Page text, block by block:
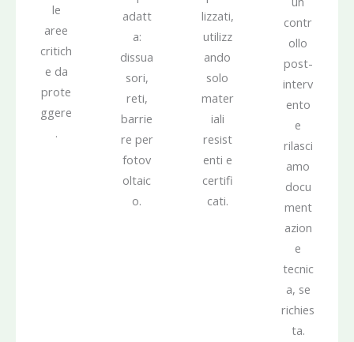
le
aree
critich
e da
prote
ggere
.
adatt
a:
dissua
sori,
reti,
barrie
re per
fotov
oltaic
o.
lizzati,
utilizz
ando
solo
mater
iali
resist
enti e
certifi
cati.
contr
ollo
post-
interv
ento
e
rilasci
amo
docu
ment
azion
e
tecnic
a, se
richies
ta.